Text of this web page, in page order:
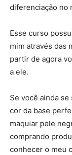
diferenciação no
Esse curso
mim através das
partir de agora
a ele.
Se você ainda
cor da base
maquiar pele
comprando
conhecer o meu